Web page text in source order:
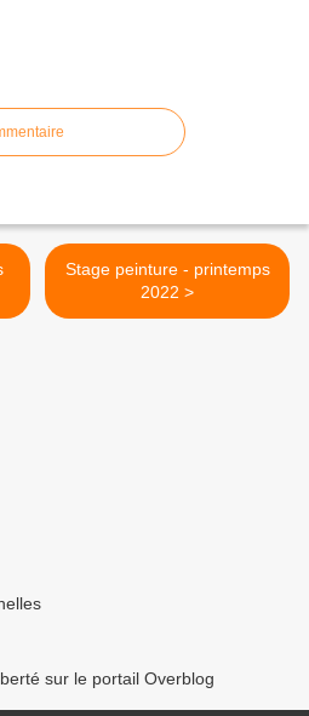
Stage peinture - printemps
2022 >
sur le portail Overblog